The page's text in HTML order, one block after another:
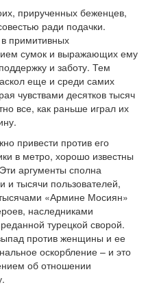
прирученных беженцев,
ради подачки.
примитивных
сумок и выражающих ему
и заботу. Тем
еще и среди самих
чувствами десятков тысяч
все, как раньше играл их
привести против его
в метро, хорошо известны
аргументы сполна
и тысячи пользователей,
«Армине Мосиян»
наследниками
турецкой сворой.
против женщины и ее
оскорбление – и это
об отношении